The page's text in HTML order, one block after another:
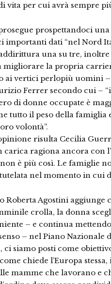
vita per cui avrà sempre
prospettandoci
importanti dati “nel Nord
una su tre,
migliorare la propria
ai vertici perlopiù uomini
Ferrer secondo cui –
di donne occupate è
tutto il peso della
volontà”.
risulta Cecilia
carica ragiona ancora con
è più così. Le famiglie
nel momento in cui
Roberta Agostini aggiunge
crolla, la donna
– e continua
– nel Piano Nazionale
ci siamo posti come
chiede l’Europa
mamme che lavorano e